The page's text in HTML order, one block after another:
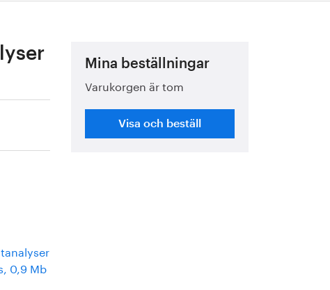
0,9 Mb
Mina beställningar
Varukorgen är tom
Visa och beställ